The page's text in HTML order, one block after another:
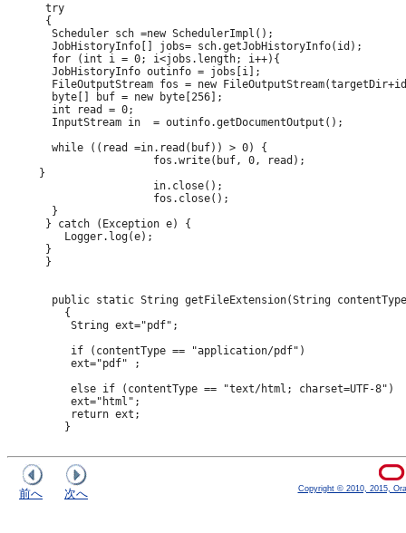
      try
      {
       Scheduler sch =new SchedulerImpl();
       JobHistoryInfo[] jobs= sch.getJobHistoryInfo(id);
       for (int i = 0; i<jobs.length; i++){
       JobHistoryInfo outinfo = jobs[i];
FileOutputStream fos = new
       byte[] buf = new byte[256];
       int read = 0;
       InputStream in  = outinfo.getDocumentOutput();
       while ((read =in.read(buf)) > 0) {
                       fos.write(buf, 0, read);
     }
                       in.close();
                       fos.close();
       }
      } catch (Exception e) {
         Logger.log(e);
      }
      }
public static String getFileExtension(String
         {
          String ext="pdf";
          if (contentType == "application/pdf")
          ext="pdf" ;
          else if (contentType == "text/html; charset=UTF-8")
          ext="html";
          return ext;
         }
前へ 次へ Copyright © 2010, 2015,